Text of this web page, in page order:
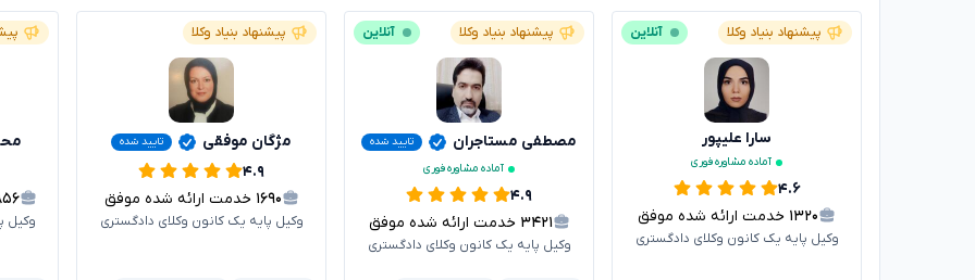
پیشنهاد بنیاد وکلا آنلاین
سارا علیپور
آماده مشاوره فوری
۴.۶
۱۳۲۰ خدمت ارائه شده موفق
وکیل پایه یک کانون وکلای دادگستری
پیشنهاد بنیاد وکلا آنلاین
مصطفی مستاجران
تایید شده
آماده مشاوره فوری
۴.۹
۳۴۲۱ خدمت ارائه شده موفق
وکیل پایه یک کانون وکلای دادگستری
پیشنهاد بنیاد وکلا
مژگان موفقی تایید شده
۴.۹
۱۶۹۰ خدمت ارائه شده موفق
وکیل پایه یک کانون وکلای دادگستری وکیل